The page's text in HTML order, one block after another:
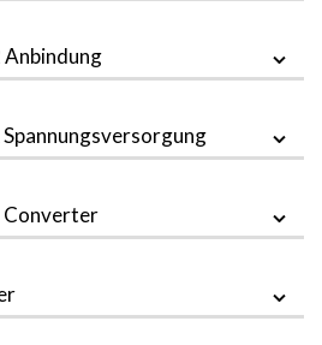
Anbindung
Converter